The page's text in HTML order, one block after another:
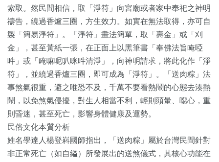
索取。然民間相信，取「淨符」向宮廟或者家中奉祀之神明
禱告，繞過香爐三圈，方生效力。如實在無法取得，亦可自
製「簡易淨符」。「淨符」畫法簡單，取「壽金」或「刈
金」，甚至黃紙一張，在正面上以黑筆書「奉佛法旨唵啞
吽」或「唵嘛呢叭咪吽清淨」，向神明請求，將此化作「淨
符」，並繞過香爐三圈，即可成為「淨符」。「送肉粽」法
事煞氣很重，避之唯恐不及，千萬不要看熱鬧的心態去湊熱
鬧，以免煞氣侵擾，對生人相當不利，輕則頭暈、噁心，重
則昏迷，甚至死亡，影響身體健康及運勢。
民俗文化本質分析
姓名學達人楊登嵙國師指出，「送肉粽」屬於台灣民間針對
非正常死亡（如自縊）所發展出的送煞儀式，其核心功能在